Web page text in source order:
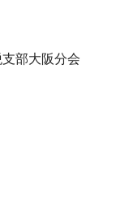
部大阪分会